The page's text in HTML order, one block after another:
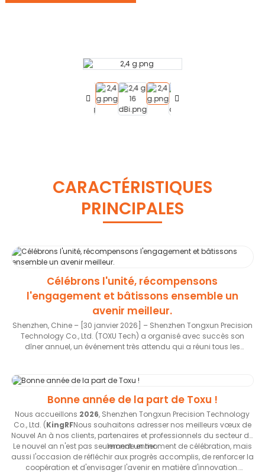
CARACTÉRISTIQUES
PRINCIPALES
Célébrons l'unité, récompensons
l'engagement et bâtissons ensemble un
avenir meilleur.
Shenzhen, Chine – [30 janvier 2026] – Shenzhen Tongxun Precision
Technology Co., Ltd. (TOXU Tech) a organisé avec succès son
dîner annuel, un événement très attendu qui a réuni tous les
vers l'avenir. La soirée, empreinte de joie, de gratitude et d'un fort
Tech : travail d'équipe, engagement et développement mutuel.
Bonne année de la part de Toxu !
Nous accueillons 2026, Shenzhen Tongxun Precision Technology
Co., Ltd. (KingRFNous souhaitons adresser nos meilleurs vœux de
Nouvel An à nos clients, partenaires et professionnels du secteur du
monde entier.
Le nouvel an n'est pas seulement un moment de célébration, mais
aussi l'occasion de réfléchir aux progrès accomplis, de renforcer la
coopération et d'envisager l'avenir en matière d'innovation.